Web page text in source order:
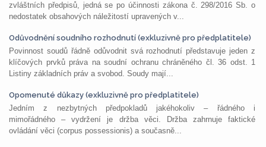
zvláštních předpisů, jedná se po účinnosti zákona č. 298/2016 Sb. o
nedostatek obsahových náležitostí upravených v...
Odůvodnění soudního rozhodnutí (exkluzivně pro předplatitele)
Povinnost soudů řádně odůvodnit svá rozhodnutí představuje jeden z
klíčových prvků práva na soudní ochranu chráněného čl. 36 odst. 1
Listiny základních práv a svobod. Soudy mají...
Opomenuté důkazy (exkluzivně pro předplatitele)
Jedním z nezbytných předpokladů jakéhokoliv – řádného i
mimořádného – vydržení je držba věci. Držba zahrnuje faktické
ovládání věci (corpus possessionis) a současně...